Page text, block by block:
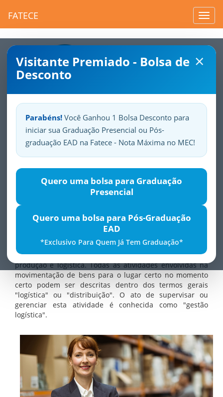
FATECE
×
Visitante Premiado - Bolsa de
Desconto
Parabéns! Você Ganhou 1 Bolsa Desconto para
iniciar sua Graduação Presencial ou Pós-
graduação EAD na Fatece - Nota Máxima no MEC!
Quero uma bolsa para Graduação
Presencial
Quero uma bolsa para Pós-Graduação
EAD
*Exclusivo Para Quem Já Tem Graduação*
SuaFatece.Seuorgulho.
Gestão da Produção e
Logística
Justificativa
que vivemos atualmente é fundamental a formação de
profissionais gerenciais com profundo conhecimento em
produção e logística. Todas as atividades envolvidas na
movimentação de bens para o lugar certo no momento
certo podem ser descritas dentro dos termos gerais
"logística" ou "distribuição". O ato de supervisar ou
gerenciar esta atividade é conhecida como "gestão
logística".